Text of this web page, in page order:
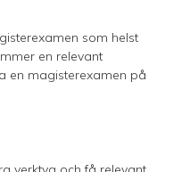
som helst
en relevant
en magisterexamen på